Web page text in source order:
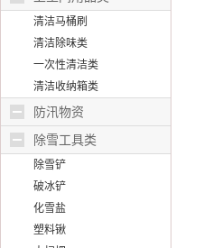
清洁马桶刷
清洁除味类
一次性清洁类
清洁收纳箱类
防汛物资
除雪工具类
除雪铲
破冰铲
化雪盐
塑料锹